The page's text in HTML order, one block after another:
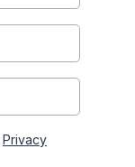
Privacy